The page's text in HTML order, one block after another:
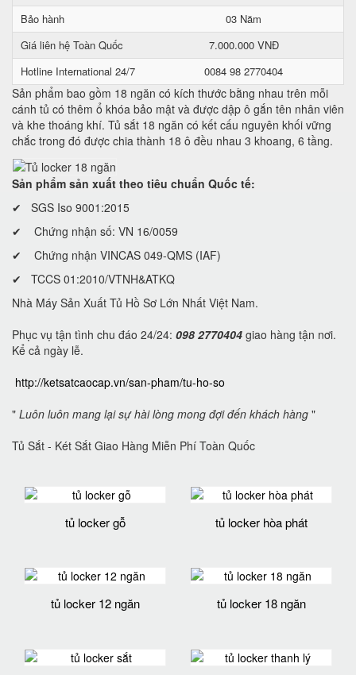
Bảo hành
03 Năm
Giá liên hệ Toàn Quốc
7.000.000 VNĐ
Hotline International 24/7
0084 98 2770404
Sản phẩm bao gồm 18 ngăn có kích thước bằng nhau trên mỗi
cánh tủ có thêm ổ khóa bảo mật và được dập ô gắn tên nhân viên
và khe thoáng khí. Tủ sắt 18 ngăn có kết cấu nguyên khối vững
chắc trong đó được chia thành 18 ô đều nhau 3 khoang, 6 tầng.
Sản phẩm sản xuất theo tiêu chuẩn Quốc tế:
✔ SGS Iso 9001:2015
✔ Chứng nhận số: VN 16/0059
✔ Chứng nhận VINCAS 049-QMS (IAF)
✔ TCCS 01:2010/VTNH&ATKQ
Nhà Máy Sản Xuất Tủ Hồ Sơ Lớn Nhất Việt Nam.
Phục vụ tận tình chu đáo 24/24: 098 2770404 giao hàng tận nơi.
Kể cả ngày lễ.
http://ketsatcaocap.vn/san-pham/tu-ho-so
" Luôn luôn mang lại sự hài lòng mong đợi đến khách hàng "
Tủ Sắt - Két Sắt Giao Hàng Miễn Phí Toàn Quốc
tủ locker gỗ tủ locker hòa phát
tủ locker 12 ngăn tủ locker 18 ngăn